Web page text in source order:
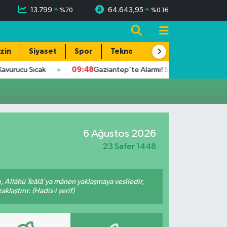
13.799 %70 64.643,95 %0.16
Siyaset Spor Teknoloji
Sıcak 09:48Gaziantep'te Alarmı! Sıcaklık 39 Dereceye
6 Ağustos 2026
23 Safer 1448
Allâhü Teâlâ'ya mânen yaklaşmaya vesîledir,
(Hadis-i şerif)